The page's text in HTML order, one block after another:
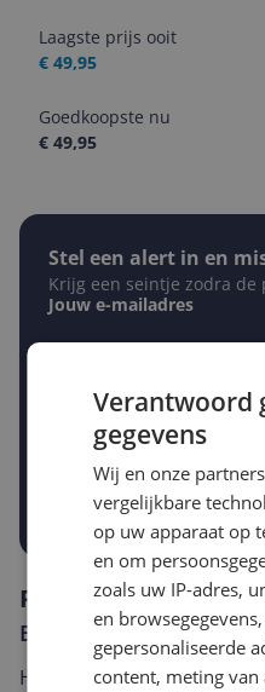
Laagste prijs ooit
€ 49,95
Goedkoopste nu
€ 49,95
Stel een alert in en
Krijg een seintje zodra de
Jouw e-mailadres
Gewenste daling of
-5% -10%
Prijsalert
Reviews
Er zijn nog geen
Heb jij dit product in bezit
Verantwoord
gegevens
Wij en onze
vergelijkbare
op uw apparaat op
en om
zoals uw IP-adres,
en
gepersonaliseerde
content, meting van